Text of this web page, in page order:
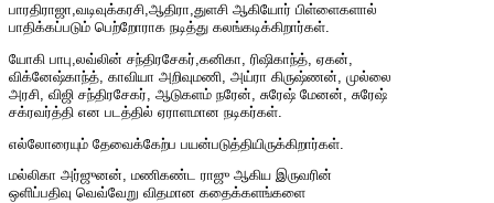
பாரதிராஜா,வடிவுக்கரசி,ஆதிரா,துளசி ஆகியோர் பிள்ளைகளால்
பாதிக்கப்படும் பெற்றோராக நடித்து கலங்கடிக்கிறார்கள்.
யோகி பாபு,லவ்லின் சந்திரசேகர்,கனிகா, ரிஷிகாந்த், ஏகன்,
விக்னேஷ்காந்த், காவியா அறிவுமணி, அய்ரா கிருஷ்ணன், முல்லை
அரசி, விஜி சந்திரசேகர், ஆடுகளம் நரேன், சுரேஷ் மேனன், சுரேஷ்
சக்ரவர்த்தி என படத்தில் ஏராளமான நடிகர்கள்.
எல்லோரையும் தேவைக்கேற்ப பயன்படுத்தியிருக்கிறார்கள்.
மல்லிகா அர்ஜுனன், மணிகண்ட ராஜு ஆகிய இருவரின்
ஒளிப்பதிவு வெவ்வேறு விதமான கதைக்களங்களை